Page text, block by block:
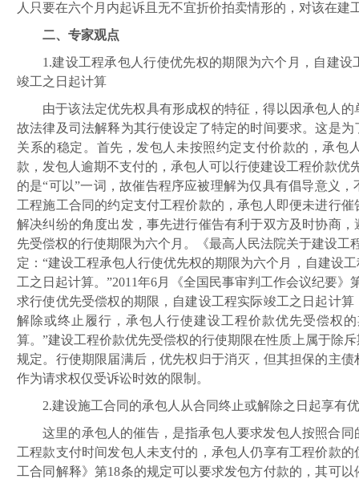
人只要在六个月内起诉且无不宜折价拍卖情形的，对该在建
二、专家观点
1.建设工程承包人行使优先权的期限为六个月，自建
竣工之日起计算
由于该法定优先权具有形成权的特征，得以因承包人
故法律及司法解释为其行使设定了特定的时间要求。这是
关系的稳定。首先，发包人未按照约定支付价款的，承包
款，发包人逾期不支付的，承包人可以行使建设工程价款优
的是“可以”一词，故催告程序应被理解为仅具有倡导意义
工程施工合同的约定支付工程价款的，承包人即便未进行
解决纠纷的角度出发，事先进行催告有利于双方及时协商
先受偿权的行使期限为六个月。《最高人民法院关于建设工
定：“建设工程承包人行使优先权的期限为六个月，自建设
工之日起计算。”2011年6月《全国民事审判工作会议纪要》
求行使优先受偿权的期限，自建设工程实际竣工之日起计
解除或终止履行，承包人行使建设工程价款优先受偿权
算。”建设工程价款优先受偿权的行使期限在性质上属于除
规定。行使期限届满后，优先权归于消灭，但其担保的主
作为请求权仅受诉讼时效的限制。
2.建设施工合同的承包人从合同终止或解除之日起享有
这里的承包人的催告，是指承包人要求发包人按照合
工程款支付时间发包人未支付的，承包人仍享有工程价款
工合同解释》第18条的规定可以要求发包方付款的，其可